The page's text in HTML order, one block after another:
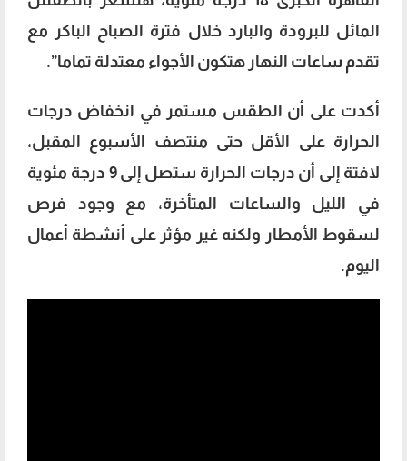
المائل للبرودة والبارد خلال فترة الصباح الباكر مع
تقدم ساعات النهار هتكون الأجواء معتدلة تماما”.
أكدت على أن الطقس مستمر في انخفاض درجات
الحرارة على الأقل حتى منتصف الأسبوع المقبل،
لافتة إلى أن درجات الحرارة ستصل إلى 9 درجة مئوية
في الليل والساعات المتأخرة، مع وجود فرص
لسقوط الأمطار ولكنه غير مؤثر على أنشطة أعمال
اليوم.